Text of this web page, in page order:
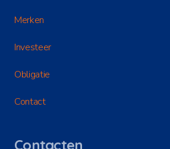
Merken
Investeer
Obligatie
Contact
Contacten